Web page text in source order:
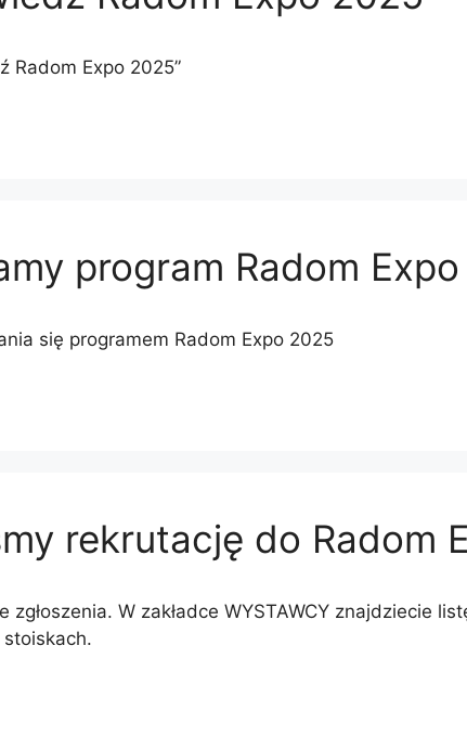
Radom Expo 2025”
program Radom
się programem Radom Expo 2025
rekrutację do Radom
zgłoszenia. W zakładce WYSTAWCY znajdziecie